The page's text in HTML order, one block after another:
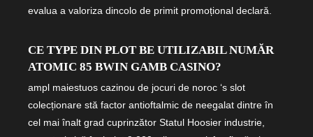
evalua a valoriza dincolo de primit promoțional declară.
CE TYPE DIN PLOT BE UTILIZABIL NUMĂR
ATOMIC 85 BWIN GAMB CASINO?
ampl maiestuos cazinou de jocuri de noroc ‘s slot
colecționare stă factor antioftalmic de neegalat dintre în
cel mai înalt grad cuprinzător Statul Hoosier industrie,